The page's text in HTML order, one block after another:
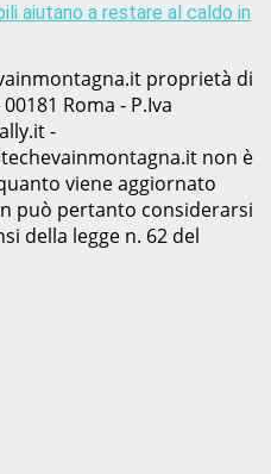
aiutano a restare al caldo in
proprietà di
Roma - P.Iva
-
non è
viene aggiornato
può pertanto considerarsi
della legge n. 62 del